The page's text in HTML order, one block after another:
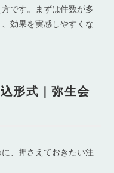
です。まずは件数が多
効果を実感しやすくな
形式｜弥生会
、押さえておきたい注